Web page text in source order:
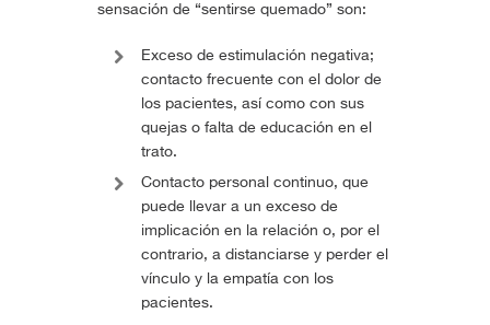
sensación de “sentirse quemado” son:
Exceso de estimulación negativa;
contacto frecuente con el dolor de
los pacientes, así como con sus
quejas o falta de educación en el
trato.
Contacto personal continuo, que
puede llevar a un exceso de
implicación en la relación o, por el
contrario, a distanciarse y perder el
vínculo y la empatía con los
pacientes.